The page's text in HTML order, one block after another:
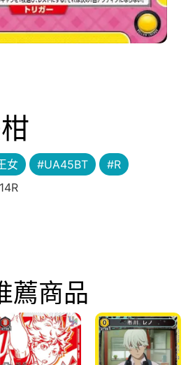
女 #UA45BT
#R
薦商品